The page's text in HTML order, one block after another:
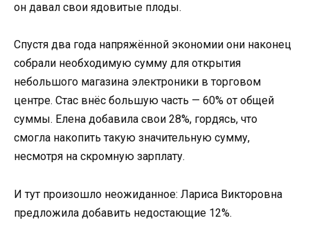
он давал свои ядовитые плоды.
Спустя два года напряжённой экономии они наконец
собрали необходимую сумму для открытия
небольшого магазина электроники в торговом
центре. Стас внёс большую часть — 60% от общей
суммы. Елена добавила свои 28%, гордясь, что
смогла накопить такую значительную сумму,
несмотря на скромную зарплату.
И тут произошло неожиданное: Лариса Викторовна
предложила добавить недостающие 12%.